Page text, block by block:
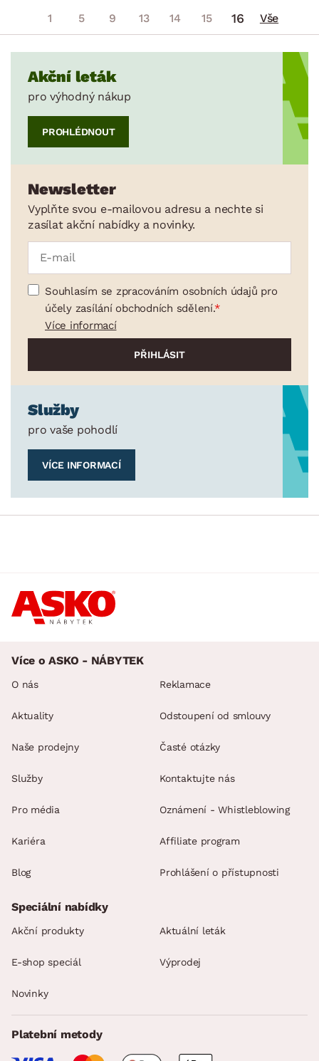
1 5 9 13 14 15 16 Vše
Akční leták
pro výhodný nákup
PROHLÉDNOUT
Newsletter
Vyplňte svou e-mailovou adresu a nechte si
zasílat akční nabídky a novinky.
Souhlasím se zpracováním osobních údajů pro
účely zasílání obchodních sdělení.
Více informací
Služby
pro vaše pohodlí
VÍCE INFORMACÍ
Více o ASKO - NÁBYTEK
O nás
Aktuality
Naše prodejny
Služby
Pro média
Kariéra
Blog
Reklamace
Odstoupení od smlouvy
Časté otázky
Kontaktujte nás
Oznámení - Whistleblowing
Affiliate program
Prohlášení o přístupnosti
Speciální nabídky
Akční produkty Aktuální leták
E-shop speciál Výprodej
Novinky
Platební metody